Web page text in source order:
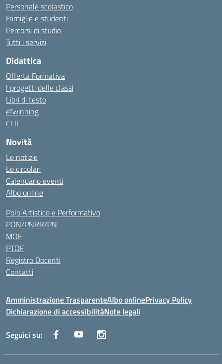
Personale scolastico
Famiglie e studenti
Percorsi di studio
Tutti i servizi
Didattica
Offerta Formativa
I progetti delle classi
Libri di testo
eTwinning
CLIL
Novità
Le notizie
Le circolari
Calendario eventi
Albo online
Polo Artistico e Performativo
PON/PNRR/PN
MOF
PTOF
Registro Docenti
Contatti
Amministrazione TrasparenteAlbo onlinePrivacy Policy
Dichiarazione di accessibilitàNote legali
Seguici su: